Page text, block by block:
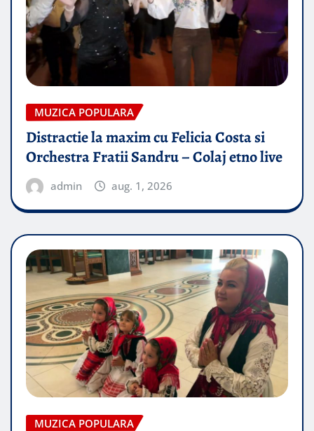
MUZICA POPULARA
Distractie la maxim cu Felicia Costa si
Orchestra Fratii Sandru – Colaj etno live
admin aug. 1, 2026
MUZICA POPULARA